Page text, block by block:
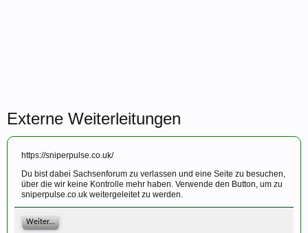
Externe Weiterleitungen
https://sniperpulse.co.uk/
Du bist dabei Sachsenforum zu verlassen und eine Seite zu besuchen,
über die wir keine Kontrolle mehr haben. Verwende den Button, um zu
sniperpulse.co.uk weitergeleitet zu werden.
Weiter...